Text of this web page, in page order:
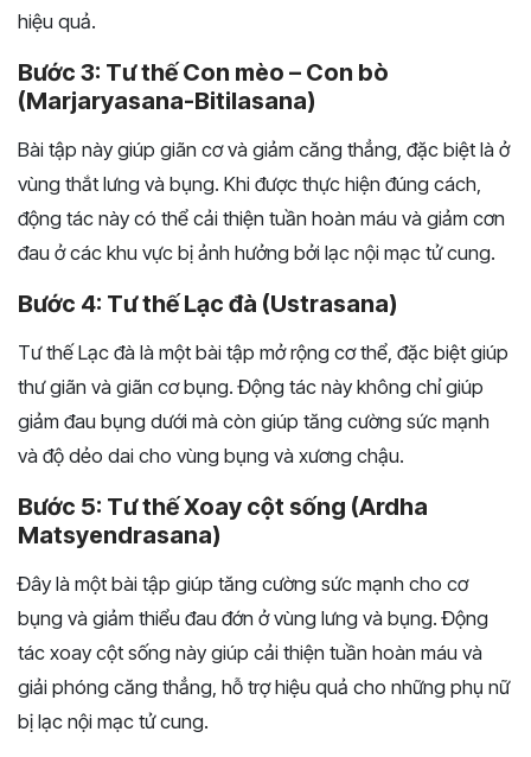
hiệu quả.
Bước 3: Tư thế Con mèo – Con bò
(Marjaryasana-Bitilasana)
Bài tập này giúp giãn cơ và giảm căng thẳng, đặc biệt là ở
vùng thắt lưng và bụng. Khi được thực hiện đúng cách,
động tác này có thể cải thiện tuần hoàn máu và giảm cơn
đau ở các khu vực bị ảnh hưởng bởi lạc nội mạc tử cung.
Bước 4: Tư thế Lạc đà (Ustrasana)
Tư thế Lạc đà là một bài tập mở rộng cơ thể, đặc biệt giúp
thư giãn và giãn cơ bụng. Động tác này không chỉ giúp
giảm đau bụng dưới mà còn giúp tăng cường sức mạnh
và độ dẻo dai cho vùng bụng và xương chậu.
Bước 5: Tư thế Xoay cột sống (Ardha
Matsyendrasana)
Đây là một bài tập giúp tăng cường sức mạnh cho cơ
bụng và giảm thiểu đau đớn ở vùng lưng và bụng. Động
tác xoay cột sống này giúp cải thiện tuần hoàn máu và
giải phóng căng thẳng, hỗ trợ hiệu quả cho những phụ nữ
bị lạc nội mạc tử cung.